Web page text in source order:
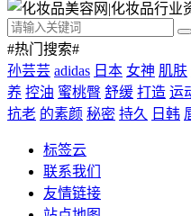
#热门搜索#
孙芸芸 adidas 日本 女神 肌肤
养 控油 蜜桃臀 舒缓 打造 运
抗老 的素颜 秘密 持久 日韩
标签云
联系我们
友情链接